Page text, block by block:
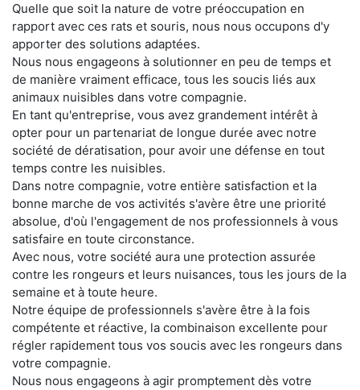
Quelle que soit la nature de votre préoccupation en
rapport avec ces rats et souris, nous nous occupons d'y
apporter des solutions adaptées.
Nous nous engageons à solutionner en peu de temps et
de manière vraiment efficace, tous les soucis liés aux
animaux nuisibles dans votre compagnie.
En tant qu'entreprise, vous avez grandement intérêt à
opter pour un partenariat de longue durée avec notre
société de dératisation, pour avoir une défense en tout
temps contre les nuisibles.
Dans notre compagnie, votre entière satisfaction et la
bonne marche de vos activités s'avère être une priorité
absolue, d'où l'engagement de nos professionnels à vous
satisfaire en toute circonstance.
Avec nous, votre société aura une protection assurée
contre les rongeurs et leurs nuisances, tous les jours de la
semaine et à toute heure.
Notre équipe de professionnels s'avère être à la fois
compétente et réactive, la combinaison excellente pour
régler rapidement tous vos soucis avec les rongeurs dans
votre compagnie.
Nous nous engageons à agir promptement dès votre